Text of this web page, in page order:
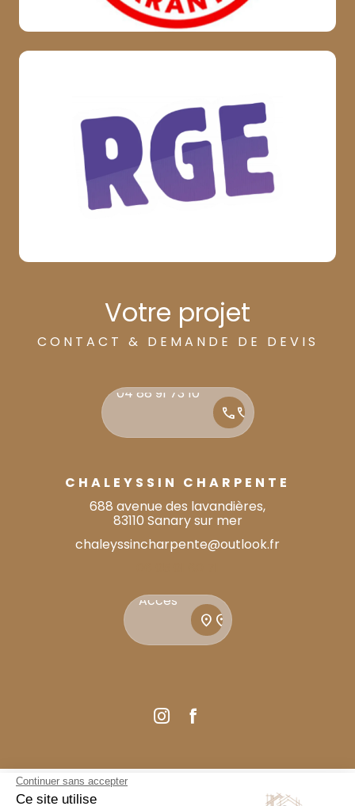
Votre projet
CONTACT & DEMANDE DE DEVIS
04 88 91 73 10
callcall
CHALEYSSIN CHARPENTE
688 avenue des lavandières,
83110 Sanary sur mer
chaleyssincharpente@outlook.fr
Accès
location_on location_on
Guide Local